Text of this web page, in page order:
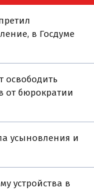
в Госдуме
освободить
от бюрократии
усыновления и
устройства в